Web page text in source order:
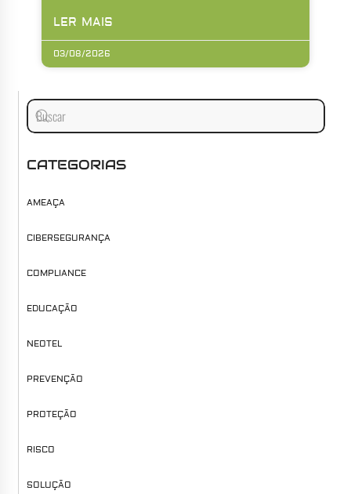
LER MAIS
03/08/2026
CATEGORIAS
AMEAÇA
CIBERSEGURANÇA
COMPLIANCE
EDUCAÇÃO
NEOTEL
PREVENÇÃO
PROTEÇÃO
RISCO
SOLUÇÃO